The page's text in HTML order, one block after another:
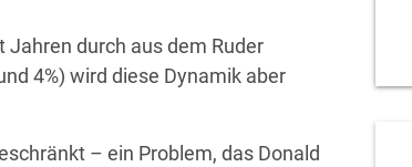
Jahren durch aus dem Ruder
4%) wird diese Dynamik aber
– ein Problem, das Donald